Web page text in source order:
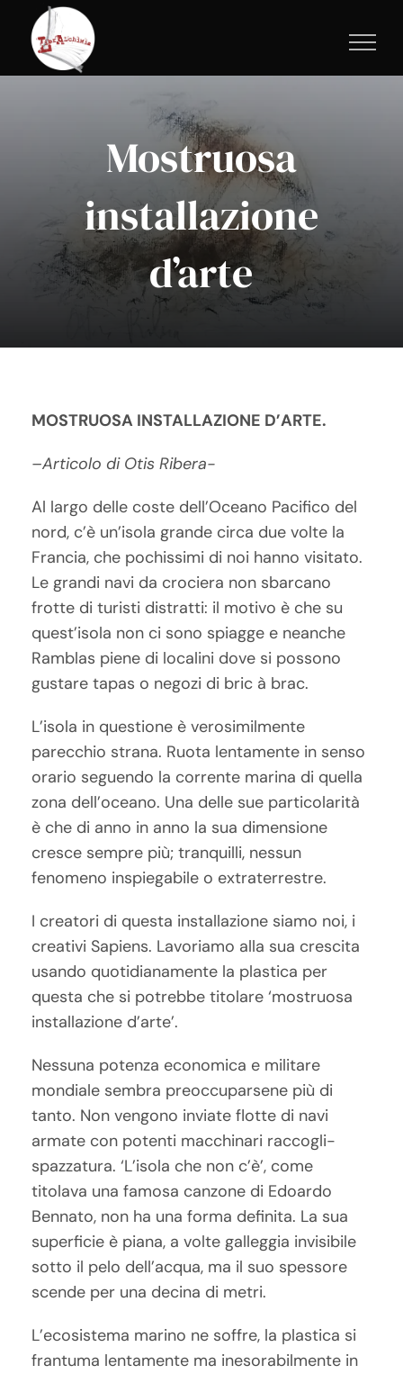
contenuto
Mostruosa
installazione
d’arte
MOSTRUOSA INSTALLAZIONE D’ARTE.
–Articolo di Otis Ribera-
Al largo delle coste dell’Oceano Pacifico del
nord, c’è un’isola grande circa due volte la
Francia, che pochissimi di noi hanno visitato.
Le grandi navi da crociera non sbarcano
frotte di turisti distratti: il motivo è che su
quest’isola non ci sono spiagge e neanche
Ramblas piene di localini dove si possono
gustare tapas o negozi di bric à brac.
L’isola in questione è verosimilmente
parecchio strana. Ruota lentamente in senso
orario seguendo la corrente marina di quella
zona dell’oceano. Una delle sue particolarità
è che di anno in anno la sua dimensione
cresce sempre più; tranquilli, nessun
fenomeno inspiegabile o extraterrestre.
I creatori di questa installazione siamo noi, i
creativi Sapiens. Lavoriamo alla sua crescita
usando quotidianamente la plastica per
questa che si potrebbe titolare ‘mostruosa
installazione d’arte’.
Nessuna potenza economica e militare
mondiale sembra preoccuparsene più di
tanto. Non vengono inviate flotte di navi
armate con potenti macchinari raccogli-
spazzatura. ‘L’isola che non c’è’, come
titolava una famosa canzone di Edoardo
Bennato, non ha una forma definita. La sua
superficie è piana, a volte galleggia invisibile
sotto il pelo dell’acqua, ma il suo spessore
scende per una decina di metri.
L’ecosistema marino ne soffre, la plastica si
frantuma lentamente ma inesorabilmente in